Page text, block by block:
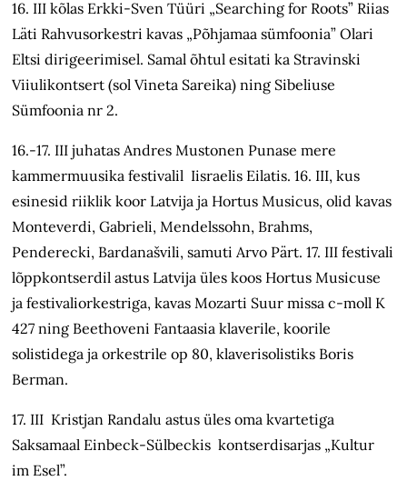
16. III kõlas Erkki-Sven Tüüri „Searching for Roots” Riias
Läti Rahvusorkestri kavas „Põhjamaa sümfoonia” Olari
Eltsi dirigeerimisel. Samal õhtul esitati ka Stravinski
Viiulikontsert (sol Vineta Sareika) ning Sibeliuse
Sümfoonia nr 2.
16.-17. III juhatas Andres Mustonen Punase mere
kammermuusika festivalil Iisraelis Eilatis. 16. III, kus
esinesid riiklik koor Latvija ja Hortus Musicus, olid kavas
Monteverdi, Gabrieli, Mendelssohn, Brahms,
Penderecki, Bardanašvili, samuti Arvo Pärt. 17. III festivali
lõppkontserdil astus Latvija üles koos Hortus Musicuse
ja festivaliorkestriga, kavas Mozarti Suur missa c-moll K
427 ning Beethoveni Fantaasia klaverile, koorile
solistidega ja orkestrile op 80, klaverisolistiks Boris
Berman.
17. III Kristjan Randalu astus üles oma kvartetiga
Saksamaal Einbeck-Sülbeckis kontserdisarjas „Kultur
im Esel”.